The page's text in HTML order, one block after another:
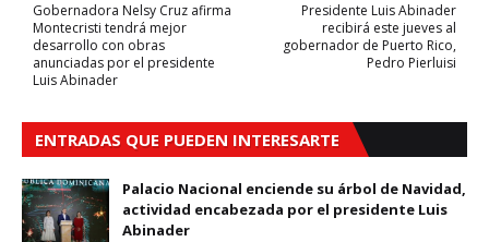
Presidente Luis Abinader
recibirá este jueves al
gobernador de Puerto Rico,
Pedro Pierluisi
Gobernadora Nelsy Cruz afirma
Montecristi tendrá mejor
desarrollo con obras
anunciadas por el presidente
Luis Abinader
ENTRADAS QUE PUEDEN INTERESARTE
Palacio Nacional enciende su árbol de Navidad,
actividad encabezada por el presidente Luis
Abinader